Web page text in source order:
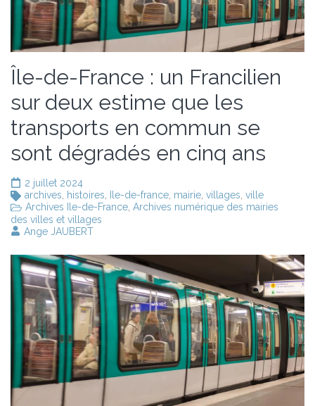
Île-de-France : un Francilien
sur deux estime que les
transports en commun se
sont dégradés en cinq ans
2 juillet 2024
archives
histoires Ile-de-france mairie villages ville
Archives Ile-de-France Archives numérique des mairies
des villes et villages
Ange JAUBERT